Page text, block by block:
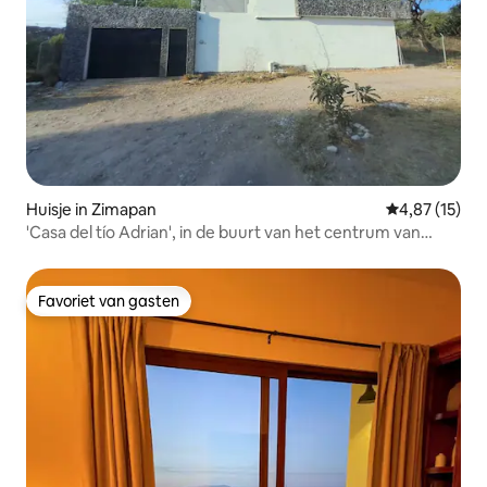
Huisje in Zimapan Gemiddelde
4,87 (15)
'Casa del tío Adrian', in de buurt van het centrum van
Favoriet van gasten
Favoriet van gasten